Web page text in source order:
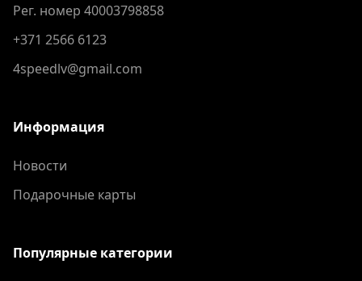
Рег. номер 40003798858
+371 2566 6123
4speedlv@gmail.com
Информация
Новости
Подарочные карты
Популярные категории